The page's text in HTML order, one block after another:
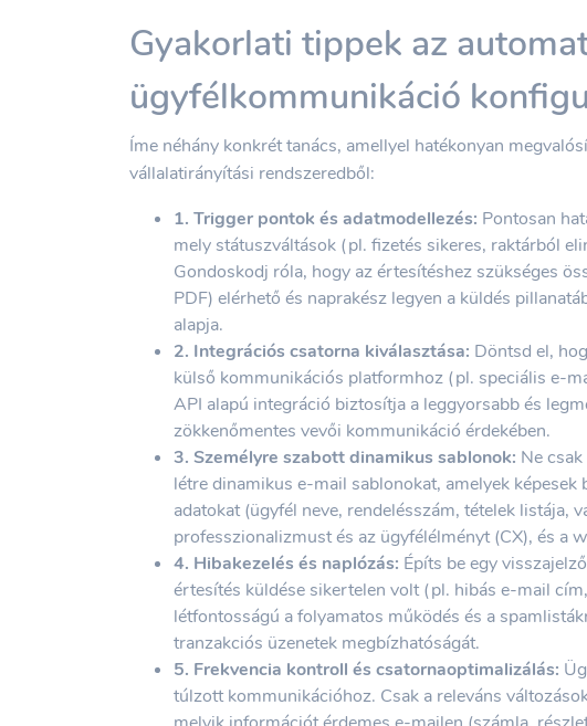
Gyakorlati tippek az
ügyfélkommunikáció
Íme néhány konkrét tanács, amellyel hatékonyan
vállalatirányítási rendszeredből:
1. Trigger pontok és adatmodellezés: Pontosan
mely státuszváltások (pl. fizetés sikeres, raktárból
Gondoskodj róla, hogy az értesítéshez szükséges
PDF) elérhető és naprakész legyen a küldés
alapja.
2. Integrációs csatorna kiválasztása: Döntsd el,
külső kommunikációs platformhoz (pl. speciális e-
API alapú integráció biztosítja a leggyorsabb és
zökkenőmentes vevői kommunikáció érdekében.
3. Személyre szabott dinamikus sablonok: Ne
létre dinamikus e-mail sablonokat, amelyek
adatokat (ügyfél neve, rendelésszám, tételek listája,
professzionalizmust és az ügyfélélményt (CX), és a
4. Hibakezelés és naplózás: Építs be egy
értesítés küldése sikertelen volt (pl. hibás e-mail
létfontosságú a folyamatos működés és a
tranzakciós üzenetek megbízhatóságát.
5. Frekvencia kontroll és csatornaoptimalizálás:
túlzott kommunikációhoz. Csak a releváns